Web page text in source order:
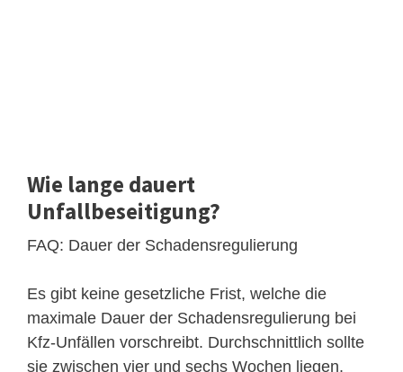
Wie lange dauert
Unfallbeseitigung?
FAQ: Dauer der Schadensregulierung
Es gibt keine gesetzliche Frist, welche die
maximale Dauer der Schadensregulierung bei
Kfz-Unfällen vorschreibt. Durchschnittlich sollte
sie zwischen vier und sechs Wochen liegen.